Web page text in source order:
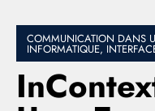
COMMUNICATION DANS
INFORMATIQUE,